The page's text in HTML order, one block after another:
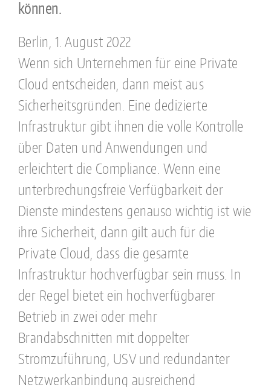
können.
Berlin, 1. August 2022
Wenn sich Unternehmen für eine Private
Cloud entscheiden, dann meist aus
Sicherheitsgründen. Eine dedizierte
Infrastruktur gibt ihnen die volle Kontrolle
über Daten und Anwendungen und
erleichtert die Compliance. Wenn eine
unterbrechungsfreie Verfügbarkeit der
Dienste mindestens genauso wichtig ist wie
ihre Sicherheit, dann gilt auch für die
Private Cloud, dass die gesamte
Infrastruktur hochverfügbar sein muss. In
der Regel bietet ein hochverfügbarer
Betrieb in zwei oder mehr
Brandabschnitten mit doppelter
Stromzuführung, USV und redundanter
Netzwerkanbindung ausreichend